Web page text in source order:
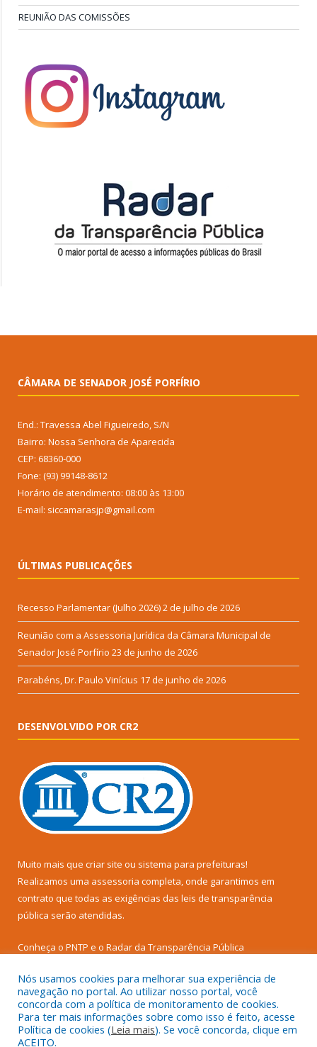
REUNIÃO DAS COMISSÕES
CÂMARA DE SENADOR JOSÉ PORFÍRIO
End.: Travessa Abel Figueiredo, S/N
Bairro: Nossa Senhora de Aparecida
CEP: 68360-000
Fone: (93) 99148-8612
Horário de atendimento: 08:00 às 13:00
E-mail: siccamarasjp@gmail.com
ÚLTIMAS PUBLICAÇÕES
Recesso Parlamentar (Julho 2026)2 de julho de 2026
Reunião com a Assessoria Jurídica da Câmara Municipal de
Senador José Porfírio 23 de junho de 2026
Parabéns, Dr. Paulo Vinícius 17 de junho de 2026
DESENVOLVIDO POR CR2
Muito mais que criar site ou sistema para prefeituras!
Realizamos uma assessoria completa, onde garantimos em
contrato que todas as exigências das leis de transparência
pública serão atendidas.
Conheça o PNTP e o Radar da Transparência Pública
Todos os direitos reservados a Câmara Municipal de Senador
José Porfírio.
Nós usamos cookies para melhorar sua experiência de
navegação no portal. Ao utilizar nosso portal, você
concorda com a política de monitoramento de cookies.
Para ter mais informações sobre como isso é feito, acesse
Política de cookies (Leia mais). Se você concorda, clique em
ACEITO.